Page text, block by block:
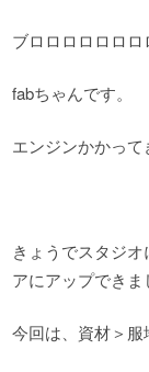
ブロロロロロロロ
fabちゃんです。
エンジンかかって
きょうでスタジ
アにアップできま
今回は、資材＞服